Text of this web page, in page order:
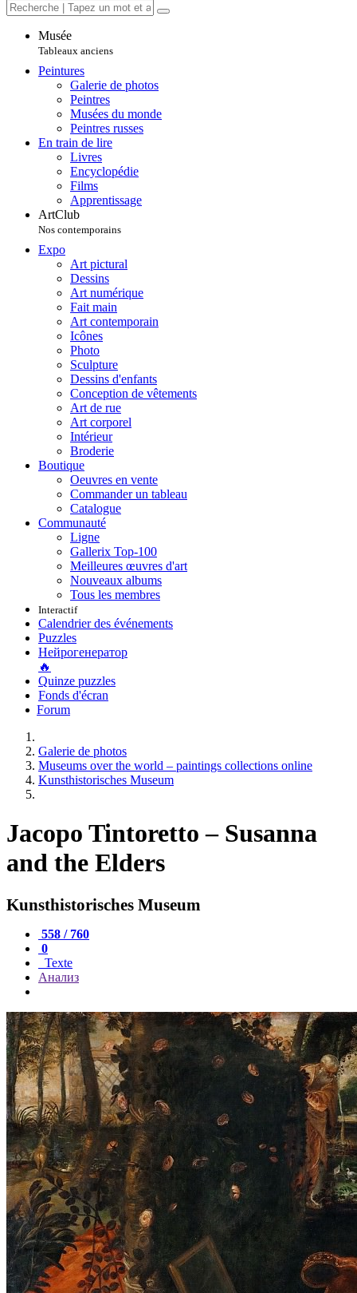
Musée
Tableaux anciens
Peintures
Galerie de photos
Peintres
Musées du monde
Peintres russes
En train de lire
Livres
Encyclopédie
Films
Apprentissage
ArtClub
Nos contemporains
Expo
Art pictural
Dessins
Art numérique
Fait main
Art contemporain
Icônes
Photo
Sculpture
Dessins d'enfants
Conception de vêtements
Art de rue
Art corporel
Intérieur
Broderie
Boutique
Oeuvres en vente
Commander un tableau
Catalogue
Communauté
Ligne
Gallerix Top-100
Meilleures œuvres d'art
Nouveaux albums
Tous les membres
Interactif
Calendrier des événements
Puzzles
Нейрогенератор
🔥
Quinze puzzles
Fonds d'écran
Forum
Galerie de photos
Museums over the world – paintings collections online
Kunsthistorisches Museum
Jacopo Tintoretto – Susanna
and the Elders
Kunsthistorisches Museum
558 / 760
0
Texte
Анализ